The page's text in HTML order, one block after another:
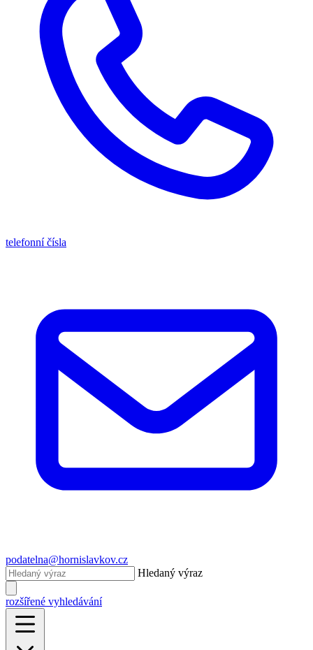
telefonní čísla
podatelna@hornislavkov.cz
Hledaný výraz
rozšířené vyhledávání